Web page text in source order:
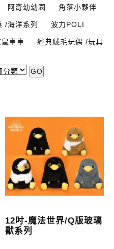
阿奇幼幼園 角落小夥伴
/海洋系列 波力POLI
車車 經典絨毛玩偶 /玩具
GO
12吋-魔法世界/Q版玻璃
獸系列